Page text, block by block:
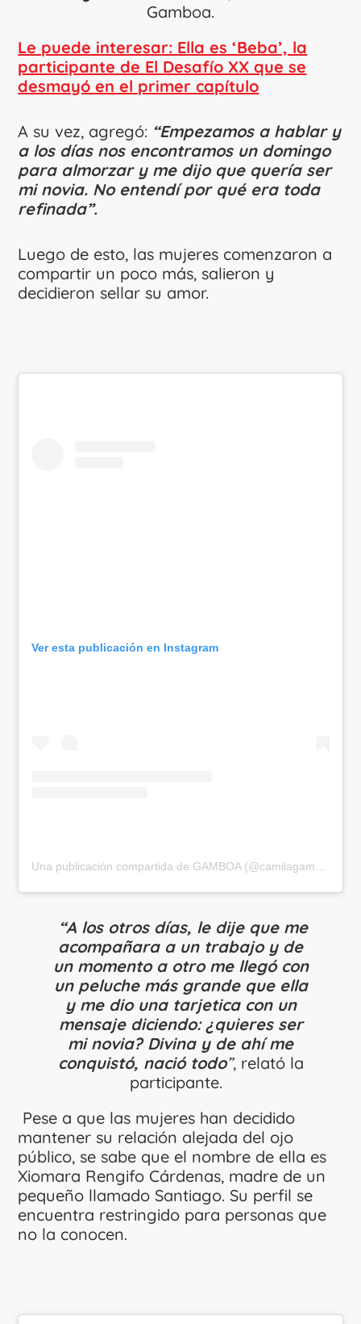
Gamboa.
Le puede interesar: Ella es ‘Beba’, la
participante de El Desafío XX que se
desmayó en el primer capítulo
A su vez, agregó: “Empezamos a hablar y
a los días nos encontramos un domingo
para almorzar y me dijo que quería ser
mi novia. No entendí por qué era toda
refinada”.
Luego de esto, las mujeres comenzaron a
compartir un poco más, salieron y
decidieron sellar su amor.
Ver esta publicación en Instagram
“A los otros días, le dije que me
acompañara a un trabajo y de
un momento a otro me llegó con
un peluche más grande que ella
y me dio una tarjetica con un
mensaje diciendo: ¿quieres ser
mi novia? Divina y de ahí me
conquistó, nació todo”, relató la
participante.
Pese a que las mujeres han decidido
mantener su relación alejada del ojo
público, se sabe que el nombre de ella es
Xiomara Rengifo Cárdenas, madre de un
pequeño llamado Santiago. Su perfil se
encuentra restringido para personas que
no la conocen.